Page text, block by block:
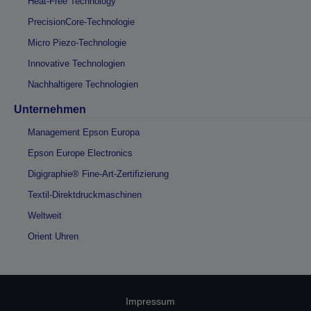
PrecisionCore-Technologie
Micro Piezo-Technologie
Innovative Technologien
Nachhaltigere Technologien
Unternehmen
Management Epson Europa
Epson Europe Electronics
Digigraphie® Fine-Art-Zertifizierung
Textil-Direktdruckmaschinen
Weltweit
Orient Uhren
Impressum